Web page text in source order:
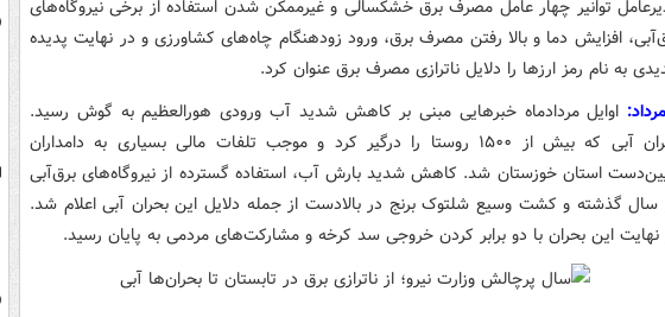
توانیر چهار عامل مصرف برق خشکسالی و غیرممکن شدن استفاده از برخی نیروگاه‌های
افزایش دما و بالا رفتن مصرف برق، ورود زودهنگام چاه‌های کشاورزی و در نهایت پدیده
به نام رمز ارزها را دلایل ناترازی مصرف برق عنوان کرد.
اوایل مردادماه خبرهایی مبنی بر کاهش شدید آب ورودی هورالعظیم به گوش رسید.
بحران آبی که بیش از ۱۵۰۰ روستا را درگیر کرد و موجب تلفات مالی بسیاری به دامداران
استان خوزستان شد. کاهش شدید بارش آب، استفاده گسترده از نیروگاه‌های برق‌آبی
سال گذشته و کشت وسیع شلتوک برنج در بالادست از جمله دلایل این بحران آبی اعلام شد.
نهایت این بحران با دو برابر کردن خروجی سد کرخه و مشارکت‌های مردمی به پایان رسید.